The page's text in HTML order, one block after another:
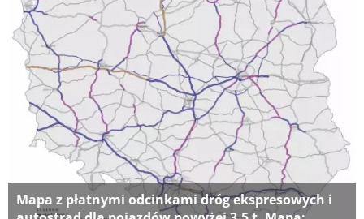
Mapa z płatnymi odcinkami dróg ekspresowych i